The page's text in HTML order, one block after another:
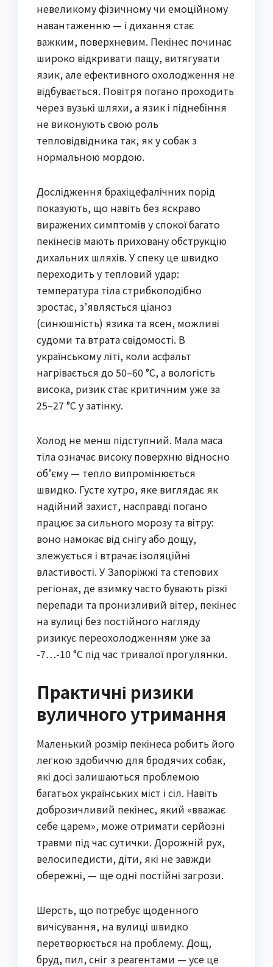
невеликому фізичному чи емоційному
навантаженню — і дихання стає
важким, поверхневим. Пекінес починає
широко відкривати пащу, витягувати
язик, але ефективного охолодження не
відбувається. Повітря погано проходить
через вузькі шляхи, а язик і піднебіння
не виконують свою роль
тепловідвідника так, як у собак з
нормальною мордою.
Дослідження брахіцефалічних порід
показують, що навіть без яскраво
виражених симптомів у спокої багато
пекінесів мають приховану обструкцію
дихальних шляхів. У спеку це швидко
переходить у тепловий удар:
температура тіла стрибкоподібно
зростає, з’являється ціаноз
(синюшність) язика та ясен, можливі
судоми та втрата свідомості. В
українському літі, коли асфальт
нагрівається до 50–60 °C, а вологість
висока, ризик стає критичним уже за
25–27 °C у затінку.
Холод не менш підступний. Мала маса
тіла означає високу поверхню відносно
об’єму — тепло випромінюється
швидко. Густе хутро, яке виглядає як
надійний захист, насправді погано
працює за сильного морозу та вітру:
воно намокає від снігу або дощу,
злежується і втрачає ізоляційні
властивості. У Запоріжжі та степових
регіонах, де взимку часто бувають різкі
перепади та пронизливий вітер, пекінес
на вулиці без постійного нагляду
ризикує переохолодженням уже за
-7…-10 °C під час тривалої прогулянки.
Практичні ризики
вуличного утримання
Маленький розмір пекінеса робить його
легкою здобиччю для бродячих собак,
які досі залишаються проблемою
багатьох українських міст і сіл. Навіть
доброзичливий пекінес, який «вважає
себе царем», може отримати серйозні
травми під час сутички. Дорожній рух,
велосипедисти, діти, які не завжди
обережні, — ще одні постійні загрози.
Шерсть, що потребує щоденного
вичісування, на вулиці швидко
перетворюється на проблему. Дощ,
бруд, пил, сніг з реагентами — усе це